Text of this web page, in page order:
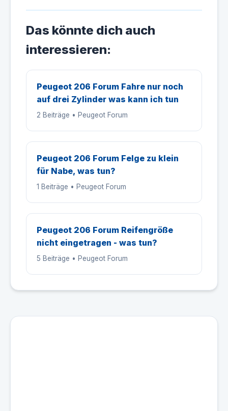
Das könnte dich auch
interessieren:
Peugeot 206 Forum Fahre nur noch
auf drei Zylinder was kann ich tun
2 Beiträge • Peugeot Forum
Peugeot 206 Forum Felge zu klein
für Nabe, was tun?
1 Beiträge • Peugeot Forum
Peugeot 206 Forum Reifengröße
nicht eingetragen - was tun?
5 Beiträge • Peugeot Forum